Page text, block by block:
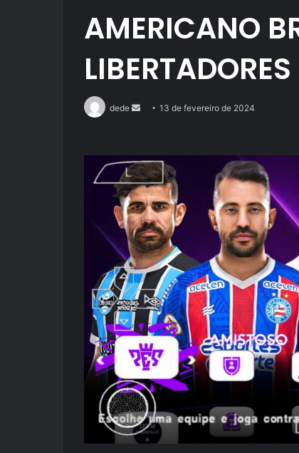
AMERICANO
dede
Mande
mail
13 de fevereiro de 2024